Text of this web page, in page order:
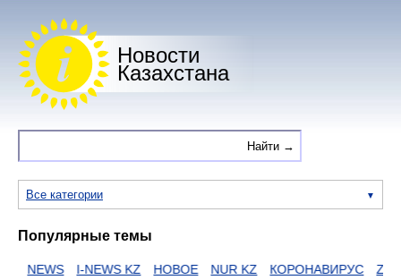
Новости
Казахстана
Все категории
Популярные темы
NEWS I-NEWS KZ НОВОЕ NUR KZ КОРОНАВИРУС